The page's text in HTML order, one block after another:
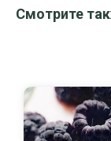
Смотрите